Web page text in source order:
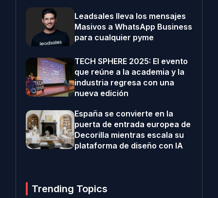
Leadsales lleva los mensajes
Masivos a WhatsApp Business
para cualquier pyme
TECH SPHERE 2025: El evento
que reúne a la academia y la
industria regresa con una
nueva edición
España se convierte en la
puerta de entrada europea de
Decorilla mientras escala su
plataforma de diseño con IA
Trending Topics